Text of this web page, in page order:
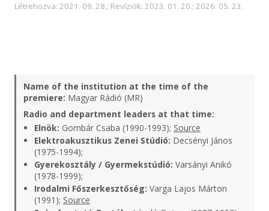
Létrehozva: 2021. 09. 28.; Revíziók: 2023. 01. 20.; 2026. 05. 23.
Name of the institution at the time of the
premiere: Magyar Rádió (MR)
Radio and department leaders at that time:
Elnök: Gombár Csaba (1990-1993); Source
Elektroakusztikus Zenei Stúdió: Decsényi János
(1975-1994);
Gyerekosztály / Gyermekstúdió: Varsányi Anikó
(1978-1999);
Irodalmi Főszerkesztőség: Varga Lajos Márton
(1991); Source